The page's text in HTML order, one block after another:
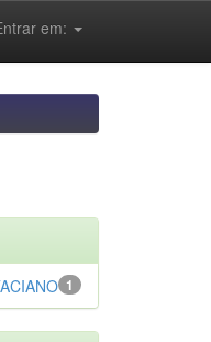
em:
1